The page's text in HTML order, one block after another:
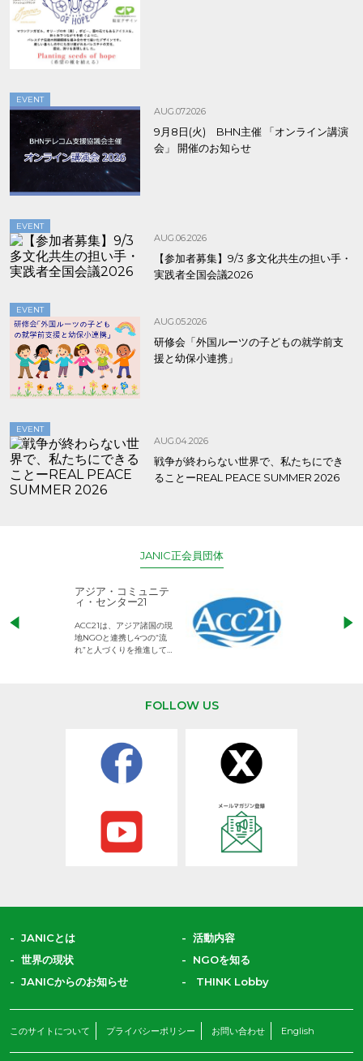
EVENT
AUG.07.2026
9月8日(火) BHN主催 「オンライン講演
会」 開催のお知らせ
EVENT
AUG.06.2026
【参加者募集】9/3 多文化共生の担い手・
実践者全国会議2026
EVENT
AUG.05.2026
研修会「外国ルーツの子どもの就学前支
援と幼保小連携」
EVENT
AUG.04.2026
戦争が終わらない世界で、私たちにでき
ることーREAL PEACE SUMMER 2026
JANIC正会員団体
アジア・コミュニテ
ィ・センター21
ACC21は、アジア諸国の現
地NGOと連携し4つの“流
れ”と人づくりを推進してい
児童労働のない
権利が守られた
FOLLOW US
JANICとは
活動内容
世界の現状
NGOを知る
JANICからのお知らせ
THINK Lobby
このサイトについて プライバシーポリシー お問い合わせ English